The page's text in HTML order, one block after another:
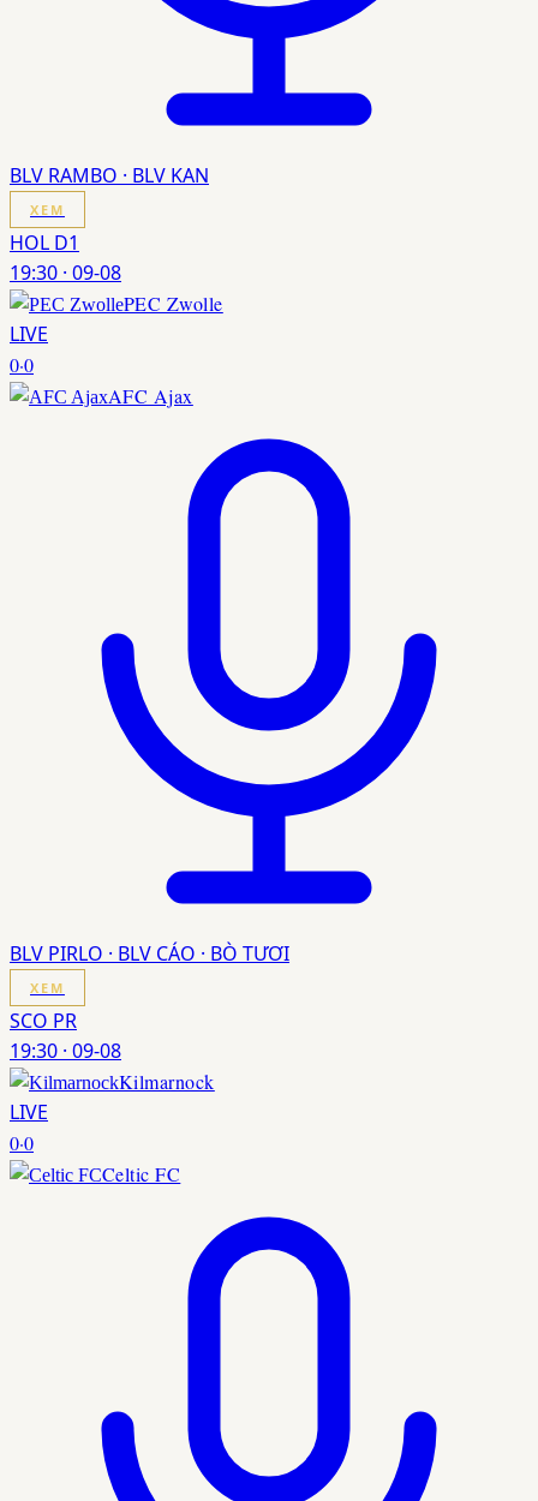
BLV RAMBO · BLV KAN
XEM
HOL D1
19:30 · 09-08
PEC Zwolle
LIVE
0·0
AFC Ajax
BLV PIRLO · BLV CÁO · BÒ TƯƠI
XEM
SCO PR
19:30 · 09-08
Kilmarnock
LIVE
0·0
Celtic FC